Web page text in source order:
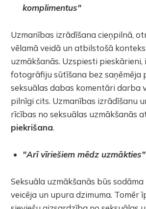
komplimentus"
Uzmanības izrādīšana cieņpilnā,
vēlamā veidā un atbilstošā
uzmākšanās. Uzspiesti
fotogrāfiju sūtīšana bez saņēmēja
seksuālas dabas komentāri darba
pilnīgi cits. Uzmanības izrādīšanu
rīcības no seksuālas uzmākšanās
piekrišana.
"Arī vīriešiem mēdz uzmākties"
Seksuāla uzmākšanās būs
veicēja un upura dzimuma. Tomēr